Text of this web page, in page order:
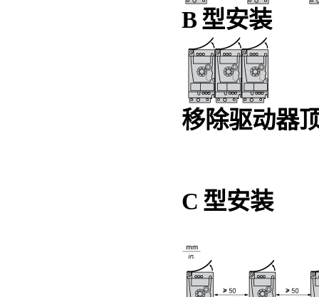
B 型安装
移除驱动器
C 型安装